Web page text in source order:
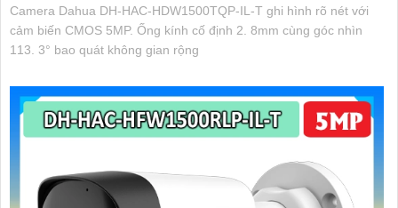
Camera Dahua DH-HAC-HDW1500TQP-IL-T ghi hình rõ nét với
cảm biến CMOS 5MP. Ống kính cố định 2. 8mm cùng góc nhìn
113. 3° bao quát không gian rộng